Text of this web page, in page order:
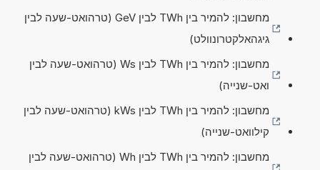
מחשבון: להמיר בין TWh לבין GeV (טרהואט-שעה לבין
גיגהאלקטרונוולט)
מחשבון: להמיר בין TWh לבין Ws (טרהואט-שעה לבין
ואט-שנייה)
מחשבון: להמיר בין TWh לבין kWs (טרהואט-שעה לבין
קילוואט-שנייה)
מחשבון: להמיר בין TWh לבין Wh (טרהואט-שעה לבין